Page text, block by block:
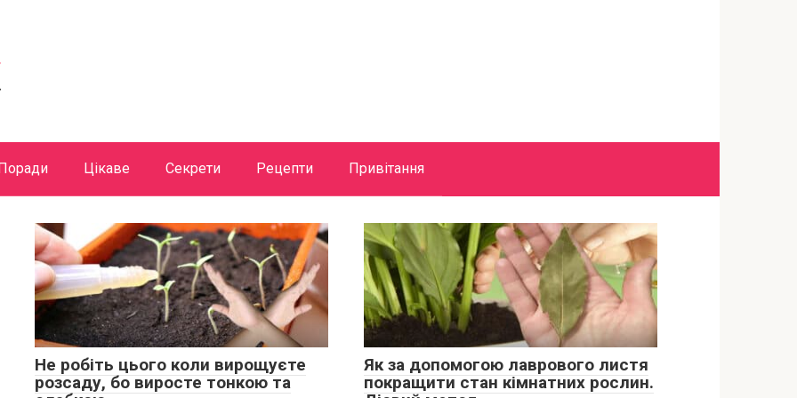
Цікаве Секрети Рецепти Привітання
Не робіть цього коли вирощуєте
розсаду, бо виросте тонкою та
Як за допомогою лаврового листя
покращити стан кімнатних рослин.